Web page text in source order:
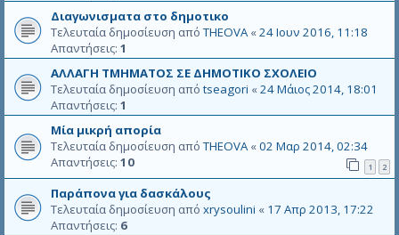
Διαγωνισματα στο δημοτικο
Τελευταία δημοσίευση από THEOVA«24 Ιουν 2016, 11:18
Απαντήσεις: 1
ΑΛΛΑΓΗ ΤΜΗΜΑΤΟΣ ΣΕ ΔΗΜΟΤΙΚΟ ΣΧΟΛΕΙΟ
Τελευταία δημοσίευση από tseagori «24 Μάιος 2014, 18:01
Απαντήσεις: 1
Μία μικρή απορία
Τελευταία δημοσίευση από THEOVA«02 Μαρ 2014, 02:34
Απαντήσεις: 10 1 2
Παράπονα για δασκάλους
Τελευταία δημοσίευση από xrysoulini « 17 Απρ 2013, 17:22
Απαντήσεις: 6